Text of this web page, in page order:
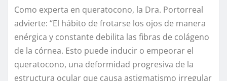
Como experta en queratocono, la Dra. Portorreal
advierte: “El hábito de frotarse los ojos de manera
enérgica y constante debilita las fibras de colágeno
de la córnea. Esto puede inducir o empeorar el
queratocono, una deformidad progresiva de la
estructura ocular que causa astigmatismo irregular